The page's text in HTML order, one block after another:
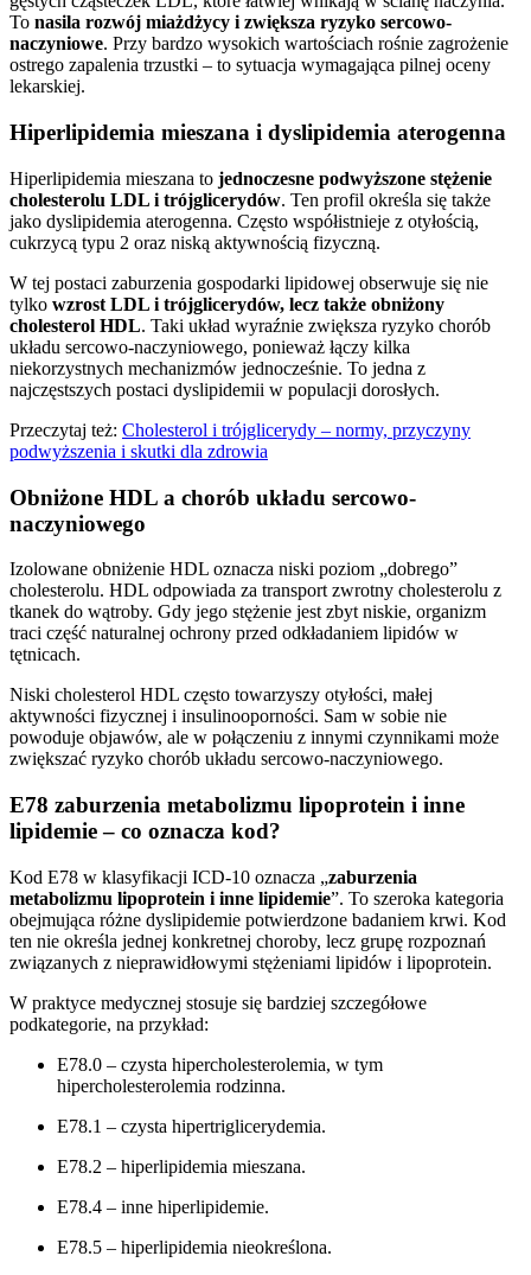
To nasila rozwój miażdżycy i zwiększa ryzyko sercowo-
naczyniowe. Przy bardzo wysokich wartościach rośnie zagrożenie
ostrego zapalenia trzustki – to sytuacja wymagająca pilnej oceny
lekarskiej.
Hiperlipidemia mieszana i dyslipidemia aterogenna
Hiperlipidemia mieszana to jednoczesne podwyższone stężenie
cholesterolu LDL i trójglicerydów. Ten profil określa się także
jako dyslipidemia aterogenna. Często współistnieje z otyłością,
cukrzycą typu 2 oraz niską aktywnością fizyczną.
W tej postaci zaburzenia gospodarki lipidowej obserwuje się nie
tylko wzrost LDL i trójglicerydów, lecz także obniżony
cholesterol HDL. Taki układ wyraźnie zwiększa ryzyko chorób
układu sercowo-naczyniowego, ponieważ łączy kilka
niekorzystnych mechanizmów jednocześnie. To jedna z
najczęstszych postaci dyslipidemii w populacji dorosłych.
Przeczytaj też: Cholesterol i trójglicerydy – normy, przyczyny
podwyższenia i skutki dla zdrowia
Obniżone HDL a chorób układu sercowo-
naczyniowego
Izolowane obniżenie HDL oznacza niski poziom „dobrego”
cholesterolu. HDL odpowiada za transport zwrotny cholesterolu z
tkanek do wątroby. Gdy jego stężenie jest zbyt niskie, organizm
traci część naturalnej ochrony przed odkładaniem lipidów w
tętnicach.
Niski cholesterol HDL często towarzyszy otyłości, małej
aktywności fizycznej i insulinooporności. Sam w sobie nie
powoduje objawów, ale w połączeniu z innymi czynnikami może
zwiększać ryzyko chorób układu sercowo-naczyniowego.
E78 zaburzenia metabolizmu lipoprotein i inne
lipidemie – co oznacza kod?
Kod E78 w klasyfikacji ICD-10 oznacza „zaburzenia
metabolizmu lipoprotein i inne lipidemie”. To szeroka kategoria
obejmująca różne dyslipidemie potwierdzone badaniem krwi. Kod
ten nie określa jednej konkretnej choroby, lecz grupę rozpoznań
związanych z nieprawidłowymi stężeniami lipidów i lipoprotein.
W praktyce medycznej stosuje się bardziej szczegółowe
podkategorie, na przykład:
E78.0 – czysta hipercholesterolemia, w tym
hipercholesterolemia rodzinna.
E78.1 – czysta hipertriglicerydemia.
E78.2 – hiperlipidemia mieszana.
E78.4 – inne hiperlipidemie.
E78.5 – hiperlipidemia nieokreślona.